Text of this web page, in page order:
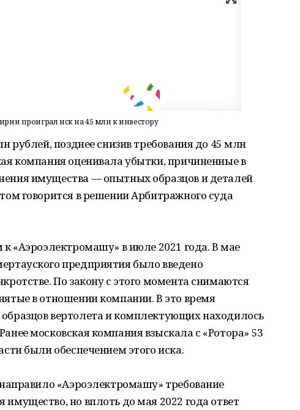
проиграл иск на 45 млн к инвестору
рублей, позднее снизив требования до 45 млн
компания оценивала убытки, причиненные в
имущества — опытных образцов и деталей
говорится в решении Арбитражного суда
к «Аэроэлектромашу» в июле 2021 года. В мае
предприятия было введено
По закону с этого момента снимаются
в отношении компании. В это время
вертолета и комплектующих находилось
московская компания взыскала с «Ротора» 53
были обеспечением этого иска.
«Аэроэлектромашу» требование
но вплоть до мая 2022 года ответ